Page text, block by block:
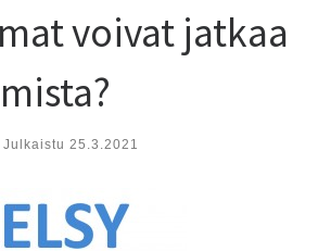
voivat jatkaa
Julkaistu 25.3.2021